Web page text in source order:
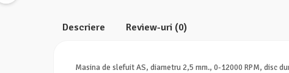
Descriere Review-uri (0)
Masina de slefuit AS, diametru 2,5 mm., 0-12000 RPM, disc